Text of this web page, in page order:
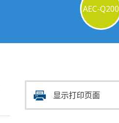
AEC-Q200
显示打印页面